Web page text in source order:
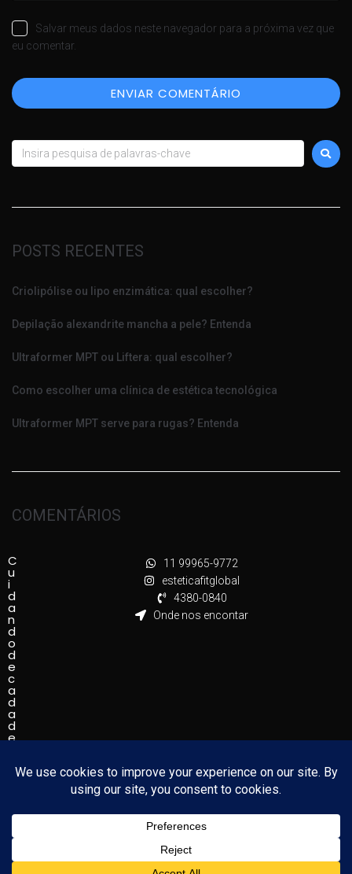
Salvar meus dados neste navegador para a próxima vez que
eu comentar.
POSTS RECENTES
Criolipólise ou lipo enzimática: qual escolher?
Depilação alexandrite mancha a pele? Entenda
Ultraformer MPT ou Liftera: qual escolher?
Como escolher uma clínica de estética tecnológica
Ultraformer MPT serve para rugas? Entenda
COMENTÁRIOS
C
u
i
d
a
n
d
o
d
e
c
a
d
a
d
e
11 99965-9772
esteticafitglobal
4380-0840
Onde nos encontar
Estética FIT Global CNPJ 47.722.635/0001-66 - Copyright
© 2024 - Todos os direitos Reservados.